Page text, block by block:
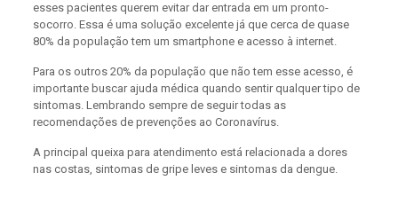
esses pacientes querem evitar dar entrada em um pronto-
socorro. Essa é uma solução excelente já que cerca de quase
80% da população tem um smartphone e acesso à internet.
Para os outros 20% da população que não tem esse acesso, é
importante buscar ajuda médica quando sentir qualquer tipo de
sintomas. Lembrando sempre de seguir todas as
recomendações de prevenções ao Coronavírus.
A principal queixa para atendimento está relacionada a dores
nas costas, sintomas de gripe leves e sintomas da dengue.